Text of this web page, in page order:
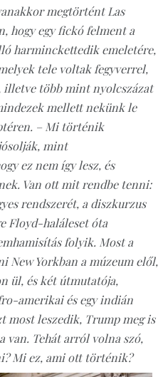
megtörtént Las
hogy egy fickó felment a
harminckettedik emeletére,
tele voltak fegyverrel,
illetve több mint nyolcszázat
mellett nekünk le
– Mi történik
mint
ez nem így lesz, és
Van ott mit rendbe tenni:
rendszerét, a diszkurzus
Floyd-haláleset óta
folyik. Most a
New Yorkban a múzeum elől,
ül, és két útmutatója,
amerikai és egy indián
most leszedik, Trump meg is
van. Tehát arról volna szó,
Mi ez, ami ott történik?